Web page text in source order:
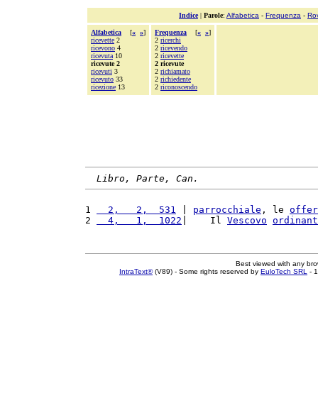
Indice| Parole: Alfabetica - Frequenza -
Alfabetica [« »]
ricevette 2
ricevono 4
ricevuta 10
ricevute 2
ricevuti 3
ricevuto 33
ricezione 13
Frequenza [« »]
2 ricerchi
2 ricevendo
2 ricevette
2 ricevute
2 richiamato
2 richiedente
2 riconoscendo
Libro, Parte, Can.
1
  2,   2,  531
parrocchiale , le
2
  4,   1,  1022
|    Il Vescovo
Best viewed with any
IntraText®(V89) - Some rights reserved by EuloTech SRL -